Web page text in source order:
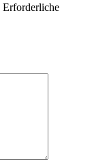
Erforderliche